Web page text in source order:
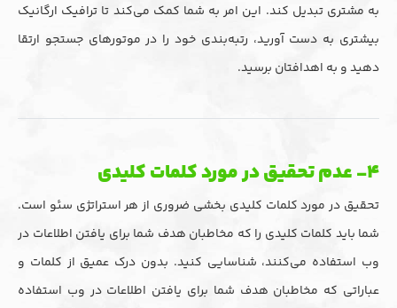
به مشتری تبدیل کند. این امر به شما کمک می‌کند تا ترافیک ارگانیک
بیشتری به دست آورید، رتبه‌بندی خود را در موتورهای جستجو ارتقا
دهید و به اهدافتان برسید.
۴- عدم تحقیق در مورد کلمات کلیدی
تحقیق در مورد کلمات کلیدی بخشی ضروری از هر استراتژی سئو است.
شما باید کلمات کلیدی را که مخاطبان هدف شما برای یافتن اطلاعات در
وب استفاده می‌کنند، شناسایی کنید. بدون درک عمیق از کلمات و
عباراتی که مخاطبان هدف شما برای یافتن اطلاعات در وب استفاده